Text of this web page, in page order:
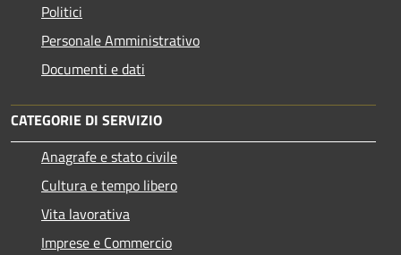
Politici
Personale Amministrativo
Documenti e dati
CATEGORIE DI SERVIZIO
Anagrafe e stato civile
Cultura e tempo libero
Vita lavorativa
Imprese e Commercio